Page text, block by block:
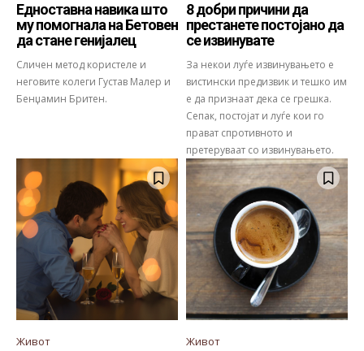
Едноставна навика што
му помогнала на Бетовен
да стане генијалец
Сличен метод користеле и
неговите колеги Густав Малер и
Бенџамин Бритен.
8 добри причини да
престанете постојано да
се извинувате
За некои луѓе извинувањето е
вистински предизвик и тешко им
е да признаат дека се грешка.
Сепак, постојат и луѓе кои го
прават спротивното и
претеруваат со извинувањето.
Живот Живот